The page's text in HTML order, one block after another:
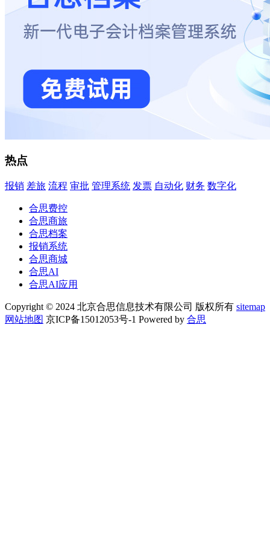
热点
报销 差旅 流程 审批 管理系统 发票 自动化 财务 数字化
合思费控
合思商旅
合思档案
报销系统
合思商城
合思AI
合思AI应用
Copyright © 2024 北京合思信息技术有限公司 版权所有 sitemap
网站地图 京ICP备15012053号-1 Powered by 合思